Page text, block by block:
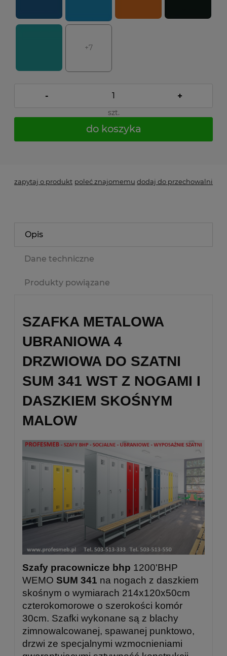
+7
- +
szt.
do koszyka
zapytaj o produkt poleć znajomemu dodaj do przechowalni
Opis
Dane techniczne
Produkty powiązane
SZAFKA METALOWA
UBRANIOWA 4
DRZWIOWA DO SZATNI
SUM 341 WST Z NOGAMI I
DASZKIEM SKOŚNYM
MALOW
Szafy pracownicze bhp 1200'BHP
WEMO SUM 341 na nogach z daszkiem
skośnym o wymiarach 214x120x50cm
czterokomorowe o szerokości komór
30cm. Szafki wykonane są z blachy
zimnowalcowanej, spawanej punktowo,
drzwi ze specjalnymi wzmocnieniami